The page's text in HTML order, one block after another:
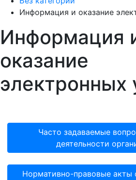
Информация и оказание
Информация
оказание
электронных
Часто задаваемые
деятельности
Нормативно-правовые акты